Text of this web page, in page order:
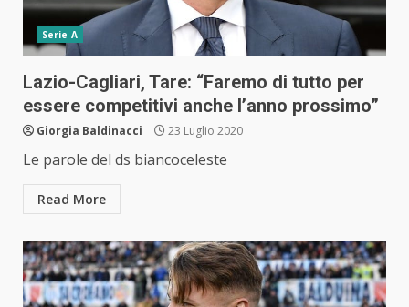
Serie A
Lazio-Cagliari, Tare: “Faremo di tutto per
essere competitivi anche l’anno prossimo”
Giorgia Baldinacci 23 Luglio 2020
Le parole del ds biancoceleste
Read More